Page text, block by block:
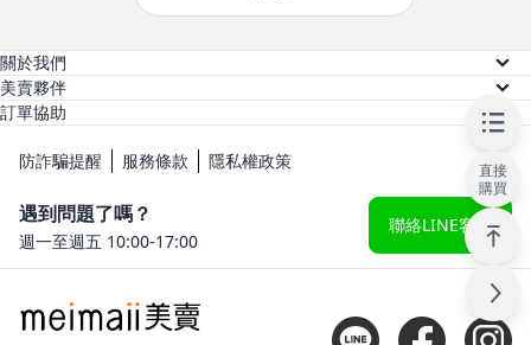
直接
購買
關於我們
關於美賣
人才招募
美賣夥伴
供應商註冊
網紅註冊
訂單協助
防詐騙提醒 服務條款 隱私權政策
遇到問題了嗎？
週一至週五 10:00-17:00
聯絡LINE客服